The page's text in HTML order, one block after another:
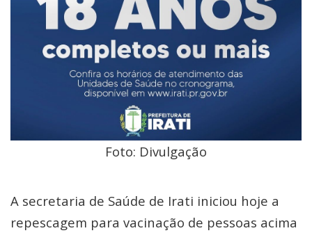
Foto: Divulgação
A secretaria de Saúde de Irati iniciou hoje a
repescagem para vacinação de pessoas acima